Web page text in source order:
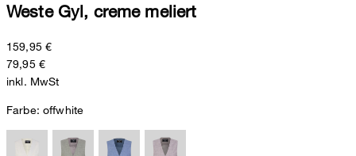
Weste Gyl, creme meliert
159,95 €
79,95 €
inkl. MwSt
Farbe: offwhite